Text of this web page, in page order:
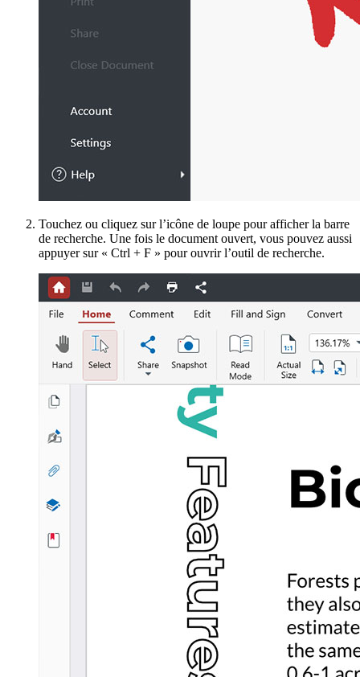
Touchez ou cliquez sur l’icône de loupe pour afficher la barre
de recherche. Une fois le document ouvert, vous pouvez aussi
appuyer sur « Ctrl + F » pour ouvrir l’outil de recherche.